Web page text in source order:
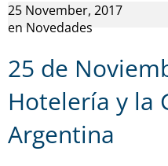
25 November, 2017
en Novedades
25 de
Hotelería y la
Argentina